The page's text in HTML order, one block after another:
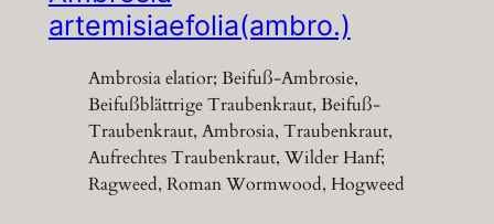
artemisiaefolia(ambro.)
Ambrosia elatior; Beifuß-Ambrosie,
Beifußblättrige Traubenkraut, Beifuß-
Traubenkraut, Ambrosia, Traubenkraut,
Aufrechtes Traubenkraut, Wilder Hanf;
Ragweed, Roman Wormwood, Hogweed